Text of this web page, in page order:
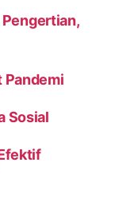
Pengertian,
Pandemi
Sosial